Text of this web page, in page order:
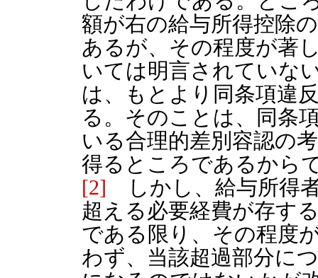
額が右の給与所得控除
あるが、その程度が著
いては明言されていな
は、もとより同条項違
る。そのことは、同条
いる合理的差別容認の
得るところであるから
[2] しかし、給与所得
超える必要経費が存す
である限り、その程度
わず、当該超過部分に